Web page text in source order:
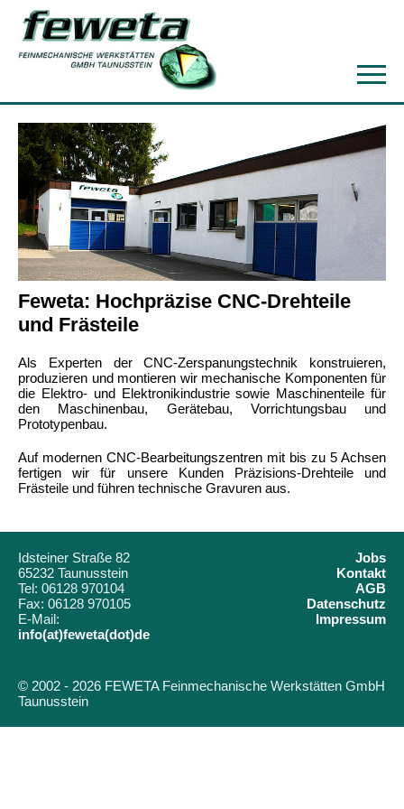
Feweta: Hochpräzise CNC-Drehteile
und Frästeile
Als Experten der CNC-Zerspanungstechnik konstruieren,
produzieren und montieren wir mechanische Komponenten für
die Elektro- und Elektronikindustrie sowie Maschinenteile für
den Maschinenbau, Gerätebau, Vorrichtungsbau und
Prototypenbau.
Auf modernen CNC-Bearbeitungszentren mit bis zu 5 Achsen
fertigen wir für unsere Kunden Präzisions-Drehteile und
Frästeile und führen technische Gravuren aus.
Idsteiner Straße 82
65232 Taunusstein
Tel: 06128 970104
Fax: 06128 970105
E-Mail:
info(at)feweta(dot)de
Jobs
Kontakt
AGB
Datenschutz
Impressum
© 2002 - 2026 FEWETA Feinmechanische Werkstätten GmbH
Taunusstein